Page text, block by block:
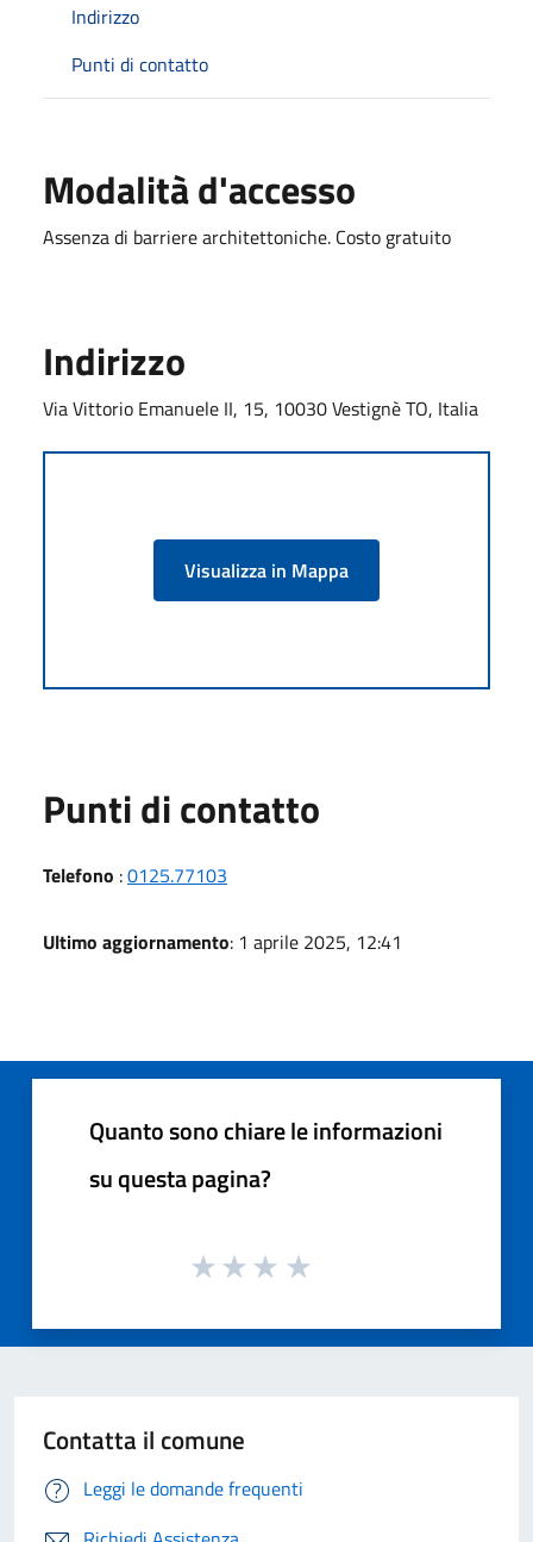
Indirizzo
Punti di contatto
Modalità d'accesso
Assenza di barriere architettoniche. Costo gratuito
Indirizzo
Via Vittorio Emanuele II, 15, 10030 Vestignè TO, Italia
Visualizza in Mappa
Punti di contatto
Telefono :0125.77103
Ultimo aggiornamento: 1 aprile 2025, 12:41
Quanto sono chiare le informazioni
su questa pagina?
Contatta il comune
Leggi le domande frequenti